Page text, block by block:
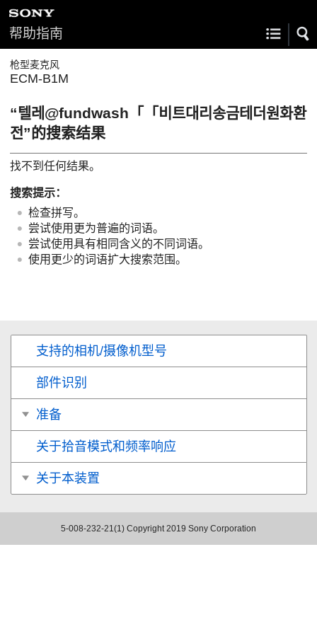
帮助指南
枪型麦克风
ECM-B1M
“텔레@fundwash「「비트대리송금테더원화환
전”的搜索结果
找不到任何结果。
搜索提示：
检查拼写。
尝试使用更为普遍的词语。
尝试使用具有相同含义的不同词语。
使用更少的词语扩大搜索范围。
支持的相机/摄像机型号
部件识别
准备
关于拾音模式和频率响应
关于本装置
5-008-232-21(1) Copyright 2019 Sony Corporation